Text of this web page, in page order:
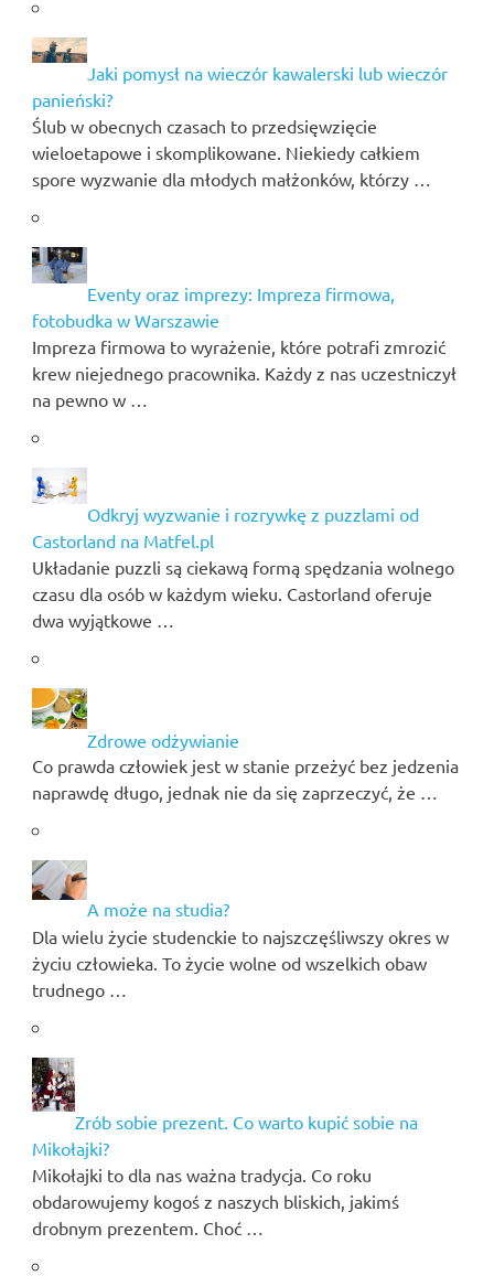
Jaki pomysł na wieczór kawalerski lub wieczór
panieński?
Ślub w obecnych czasach to przedsięwzięcie
wieloetapowe i skomplikowane. Niekiedy całkiem
spore wyzwanie dla młodych małżonków, którzy …
Eventy oraz imprezy: Impreza firmowa,
fotobudka w Warszawie
Impreza firmowa to wyrażenie, które potrafi zmrozić
krew niejednego pracownika. Każdy z nas uczestniczył
na pewno w …
Odkryj wyzwanie i rozrywkę z puzzlami od
Castorland na Matfel.pl
Układanie puzzli są ciekawą formą spędzania wolnego
czasu dla osób w każdym wieku. Castorland oferuje
dwa wyjątkowe …
Zdrowe odżywianie
Co prawda człowiek jest w stanie przeżyć bez jedzenia
naprawdę długo, jednak nie da się zaprzeczyć, że …
A może na studia?
Dla wielu życie studenckie to najszczęśliwszy okres w
życiu człowieka. To życie wolne od wszelkich obaw
trudnego …
Zrób sobie prezent. Co warto kupić sobie na
Mikołajki?
Mikołajki to dla nas ważna tradycja. Co roku
obdarowujemy kogoś z naszych bliskich, jakimś
drobnym prezentem. Choć …